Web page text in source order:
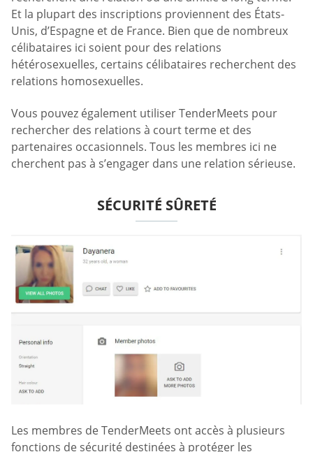
Et la plupart des inscriptions proviennent des États-
Unis, d’Espagne et de France. Bien que de nombreux
célibataires ici soient pour des relations
hétérosexuelles, certains célibataires recherchent des
relations homosexuelles.
Vous pouvez également utiliser TenderMeets pour
rechercher des relations à court terme et des
partenaires occasionnels. Tous les membres ici ne
cherchent pas à s’engager dans une relation sérieuse.
SÉCURITÉ SÛRETÉ
Les membres de TenderMeets ont accès à plusieurs
fonctions de sécurité destinées à protéger les